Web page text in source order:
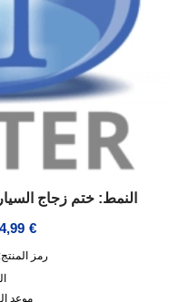
النمط: ختم زجاج السيارة
€
رمز المنتج: 1002-7601-muster
موعد